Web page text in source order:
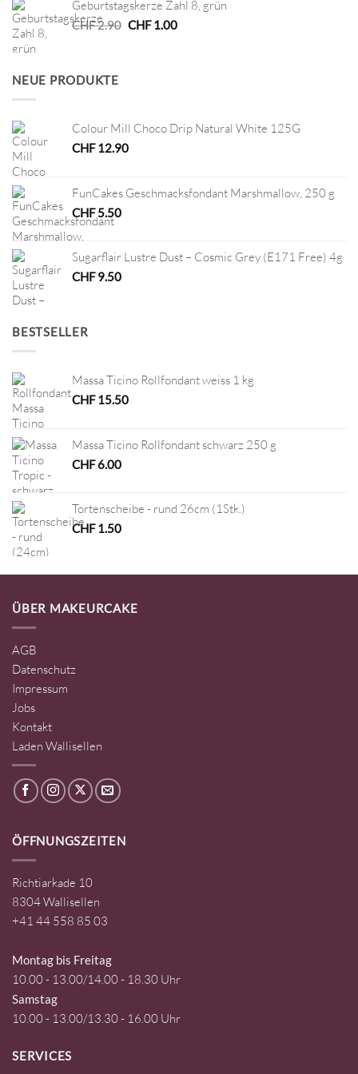
CHF 7.50CHF 3.75.
Geburtstagskerze Zahl 8, grün
CHF2.90 Ursprünglicher
CHF1.00Aktueller
NEUE PRODUKTE
Colour Mill Choco Drip Natural White 125G
CHF12.90
FunCakes Geschmacksfondant Marshmallow, 250 g
CHF5.50
Sugarflair Lustre Dust – Cosmic Grey (E171 Free) 4g
CHF9.50
BESTSELLER
Massa Ticino Rollfondant weiss 1 kg
CHF15.50
Massa Ticino Rollfondant schwarz 250 g
CHF6.00
Tortenscheibe - rund 26cm (1Stk.)
CHF1.50
ÜBER MAKEURCAKE
AGB
Datenschutz
Impressum
Jobs
Kontakt
Laden Wallisellen
ÖFFNUNGSZEITEN
Richtiarkade 10
8304 Wallisellen
+41 44 558 85 03
Montag bis Freitag
10.00 - 13.00/14.00 - 18.30 Uhr
Samstag
10.00 - 13.00/13.30 - 16.00 Uhr
SERVICES